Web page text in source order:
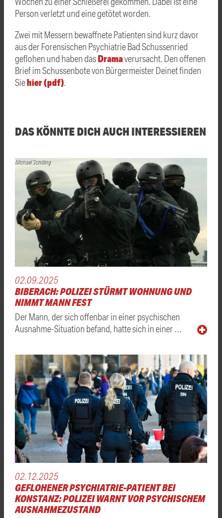
Person verletzt und eine getötet worden.
Zwei mit Messern bewaffnete Patienten sind kurz davor
aus der Forensischen Psychiatrie Bad Schussenried
geflohen und haben dasDramaverursacht. Den offenen
Brief im Schussenbote von Bürgermeister Deinet finden
Siehier (pdf).
DAS KÖNNTE DICH AUCH INTERESSIEREN
Michael Schilling
02.09.2025
BIBERACH: POLIZEI STÜRMT WOHNUNG UND
NIMMT MANN FEST
Der Mann, der sich offenbar in einer psychischen
Ausnahme-Situation befand, hatte sich in einer …
02.12.2025
GEFLOHENER PSYCHIATRIE-PATIENT BEI
KONSTANZ: POLIZEI WARNT VOR PSYCHISCHEM
AUSNAHMEZUSTAND